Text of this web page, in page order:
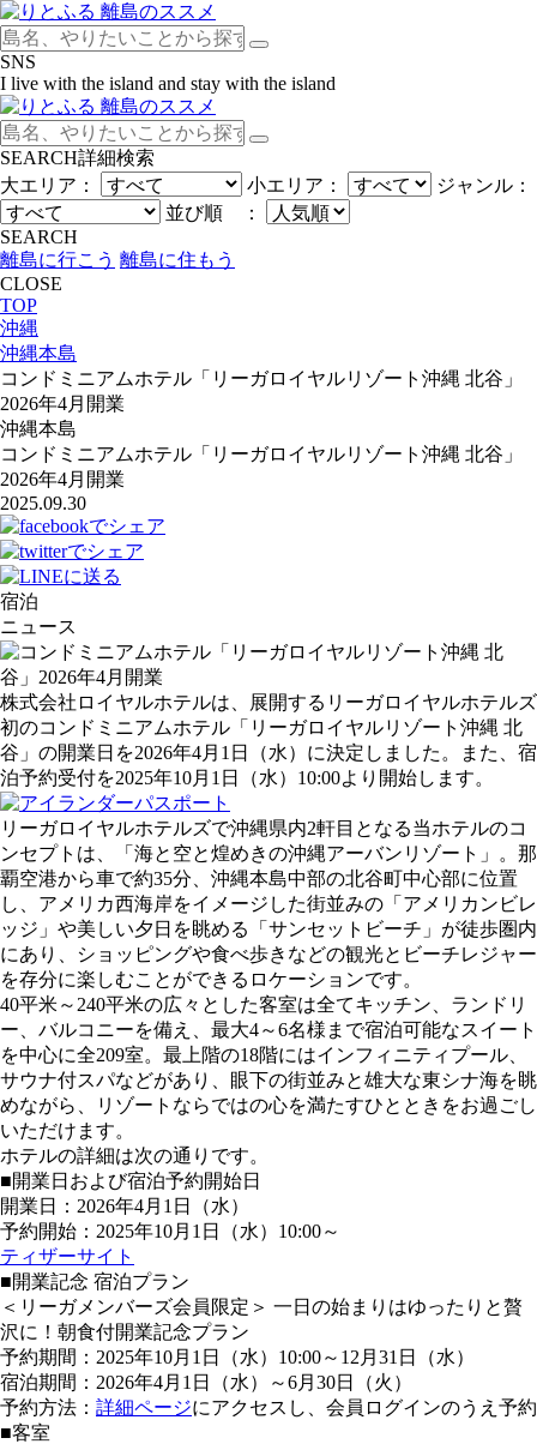
SNS
I live with the island and stay with the island
SEARCH詳細検索
大エリア：
小エリア：
ジャンル：
並び順 ：
SEARCH
離島に行こう 離島に住もう
CLOSE
TOP
沖縄
沖縄本島
コンドミニアムホテル「リーガロイヤルリゾート沖縄 北谷」
2026年4月開業
沖縄本島
コンドミニアムホテル「リーガロイヤルリゾート沖縄 北谷」
2026年4月開業
2025.09.30
宿泊
ニュース
株式会社ロイヤルホテルは、展開するリーガロイヤルホテルズ
初のコンドミニアムホテル「リーガロイヤルリゾート沖縄 北
谷」の開業日を2026年4月1日（水）に決定しました。また、宿
泊予約受付を2025年10月1日（水）10:00より開始します。
リーガロイヤルホテルズで沖縄県内2軒目となる当ホテルのコ
ンセプトは、「海と空と煌めきの沖縄アーバンリゾート」。那
覇空港から車で約35分、沖縄本島中部の北谷町中心部に位置
し、アメリカ西海岸をイメージした街並みの「アメリカンビレ
ッジ」や美しい夕日を眺める「サンセットビーチ」が徒歩圏内
にあり、ショッピングや食べ歩きなどの観光とビーチレジャー
を存分に楽しむことができるロケーションです。
40平米～240平米の広々とした客室は全てキッチン、ランドリ
ー、バルコニーを備え、最大4～6名様まで宿泊可能なスイート
を中心に全209室。最上階の18階にはインフィニティプール、
サウナ付スパなどがあり、眼下の街並みと雄大な東シナ海を眺
めながら、リゾートならではの心を満たすひとときをお過ごし
いただけます。
ホテルの詳細は次の通りです。
■開業日および宿泊予約開始日
開業日：2026年4月1日（水）
予約開始：2025年10月1日（水）10:00～
ティザーサイト
■開業記念 宿泊プラン
＜リーガメンバーズ会員限定＞ 一日の始まりはゆったりと贅
沢に！朝食付開業記念プラン
予約期間：2025年10月1日（水）10:00～12月31日（水）
宿泊期間：2026年4月1日（水）～6月30日（火）
予約方法： 詳細ページにアクセスし、会員ログインのうえ予約
■客室